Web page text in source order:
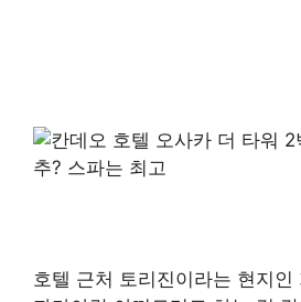
호텔 근처 토리진이라는 현지인